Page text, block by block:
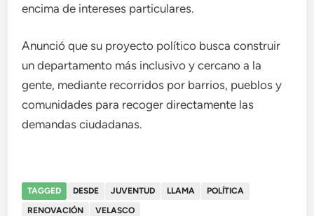
encima de intereses particulares.
Anunció que su proyecto político busca construir
un departamento más inclusivo y cercano a la
gente, mediante recorridos por barrios, pueblos y
comunidades para recoger directamente las
demandas ciudadanas.
TAGGED DESDE JUVENTUD LLAMA
POLÍTICA
RENOVACIÓN
VELASCO